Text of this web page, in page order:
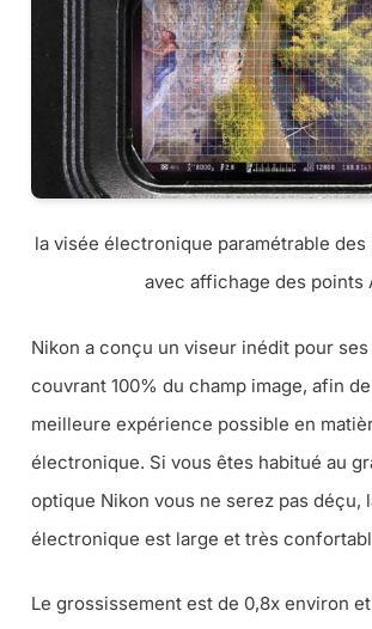
la visée électronique paramétrable des
avec affichage des points
Nikon a conçu un viseur inédit pour
couvrant 100% du champ image, afin
meilleure expérience possible en
électronique. Si vous êtes habitué au
optique Nikon vous ne serez pas déçu,
électronique est large et très
Le grossissement est de 0,8x environ